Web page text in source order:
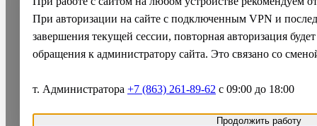
При авторизации на сайте с подключенным VPN и
завершения текущей сессии, повторная авторизация
обращения к администратору сайта. Это связано со
т. Администратора +7 (863) 261-89-62 с 09:00 до 18:00
Продолжить работу